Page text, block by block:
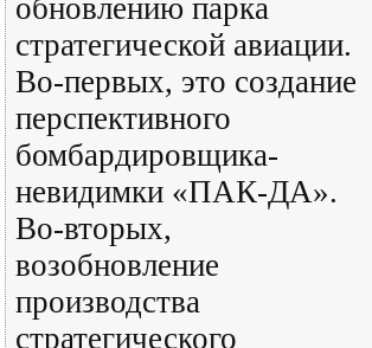
обновлению парка
стратегической авиации.
Во-первых, это создание
перспективного
бомбардировщика-
невидимки «ПАК-ДА».
Во-вторых,
возобновление
производства
стратегического